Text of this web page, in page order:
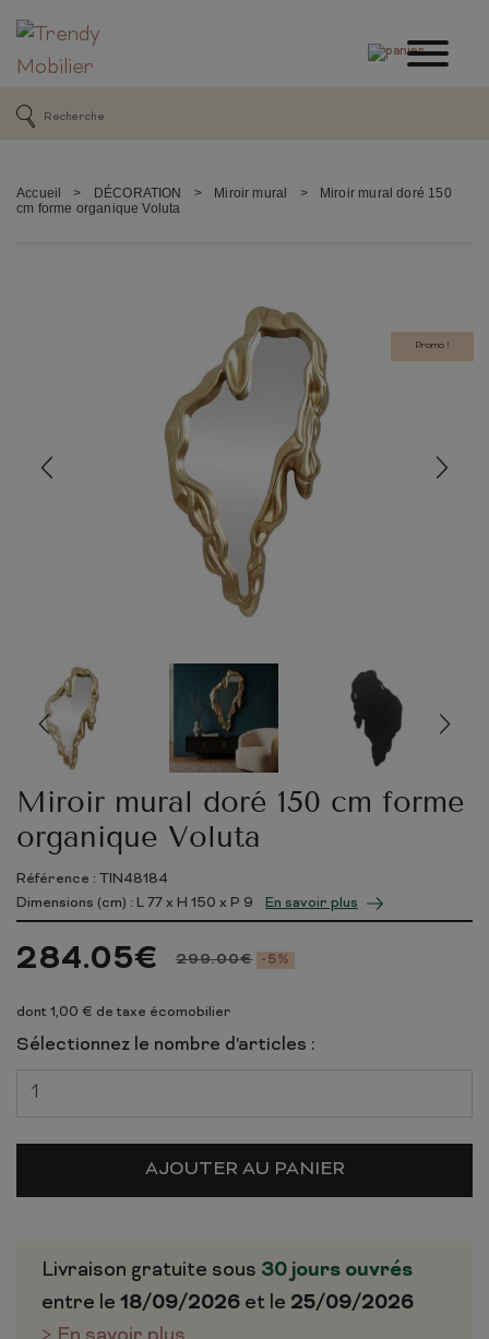
Accueil > DÉCORATION > Miroir mural >
Miroir mural doré 150
cm forme organique Voluta
Promo !
Miroir mural doré 150 cm forme
organique Voluta
Référence : TIN48184
Dimensions (cm) : L77x H 150 x P 9 En savoir plus
299.00€ -5%
284.05€
dont 1,00 € de taxe écomobilier
Sélectionnez le nombre d'articles :
AJOUTER AU PANIER
Livraison gratuite sous 30 jours ouvrés
entre le 18/09/2026 et le 25/09/2026